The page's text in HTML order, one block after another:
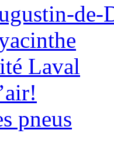
de-
Laval
pneus